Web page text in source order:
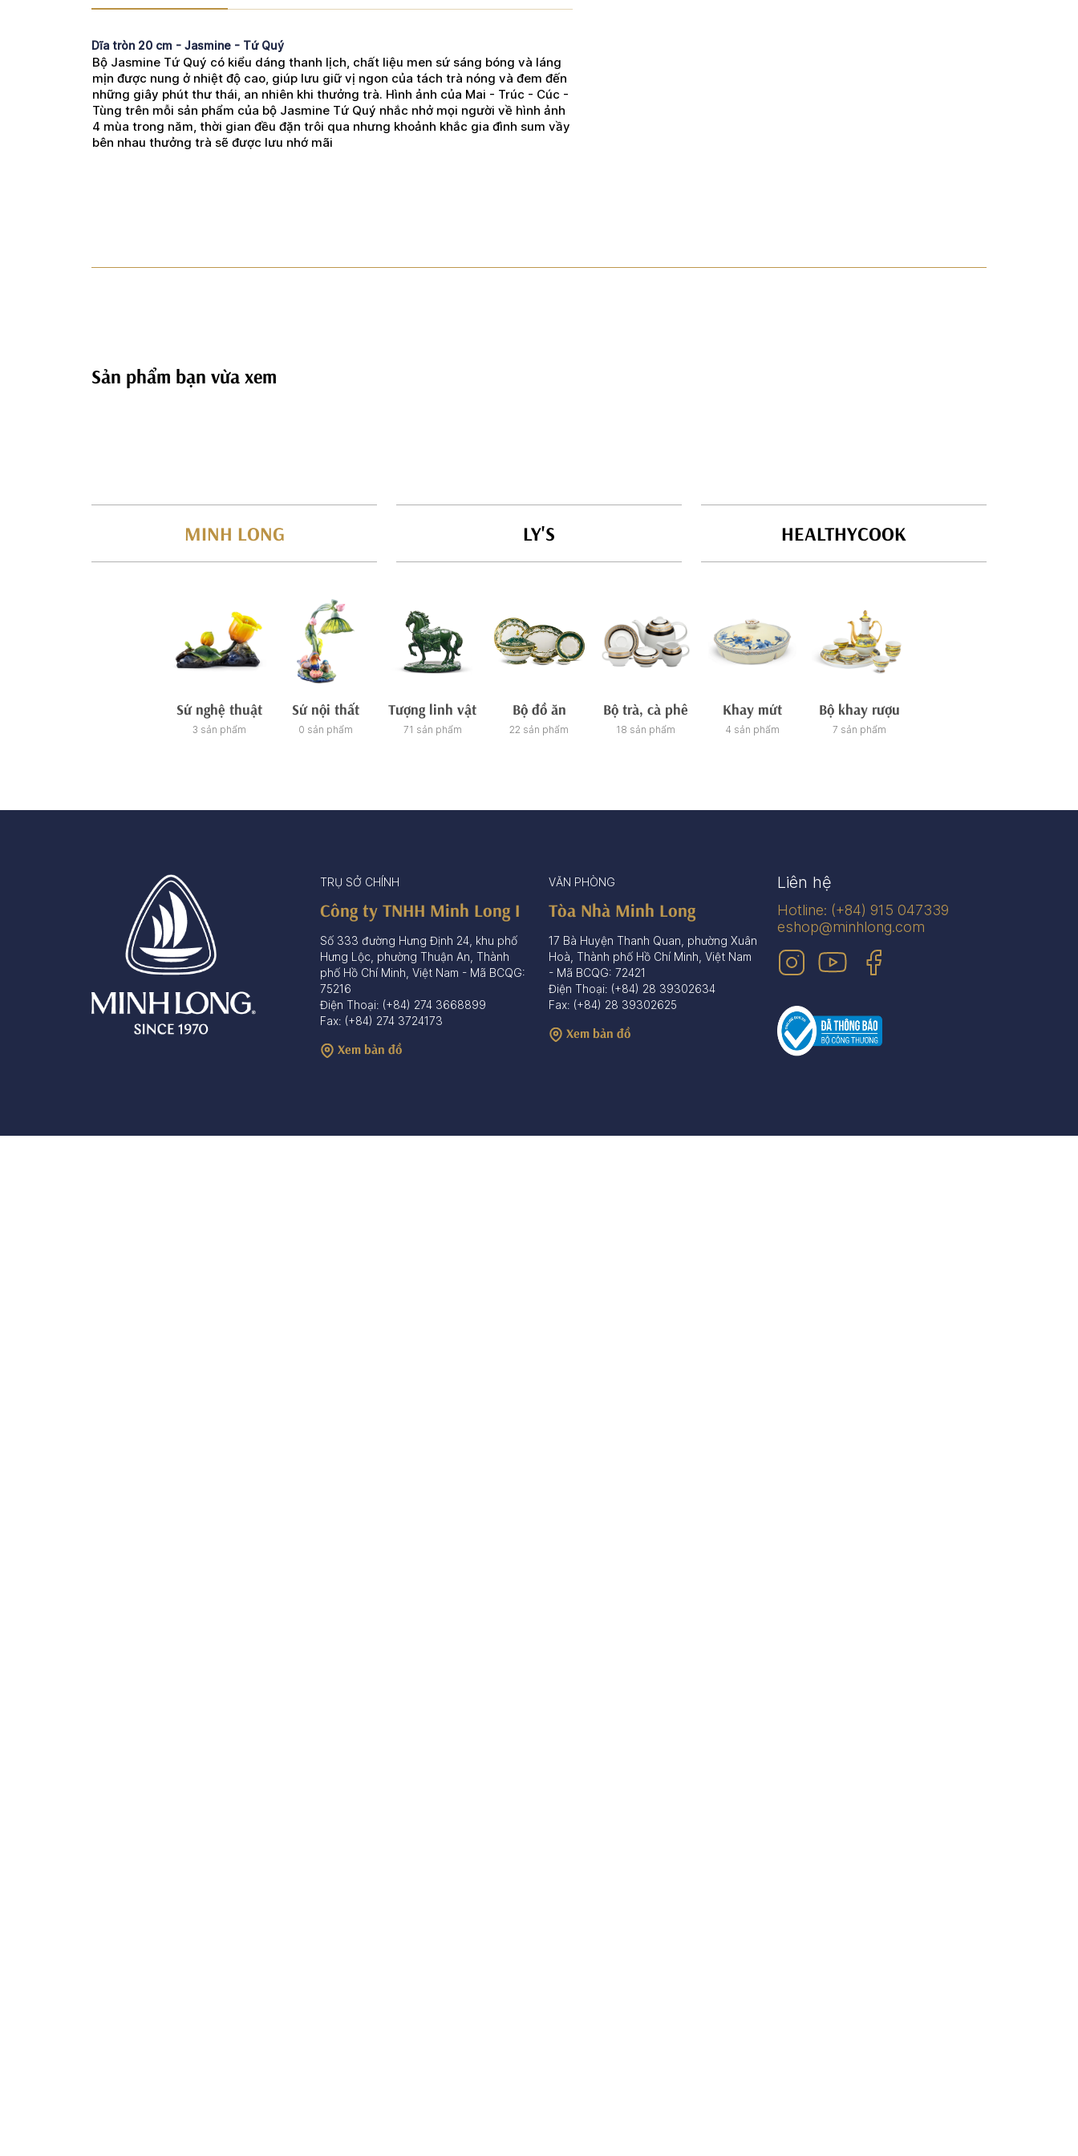
Dĩa tròn 20 cm - Jasmine - Tứ Quý
Bộ Jasmine Tứ Quý có kiểu dáng thanh lịch, chất liệu men sứ sáng bóng và láng
mịn được nung ở nhiệt độ cao, giúp lưu giữ vị ngon của tách trà nóng và đem đến
những giây phút thư thái, an nhiên khi thưởng trà. Hình ảnh của Mai - Trúc - Cúc -
Tùng trên mỗi sản phẩm của bộ Jasmine Tứ Quý nhắc nhở mọi người về hình ảnh
4 mùa trong năm, thời gian đều đặn trôi qua nhưng khoảnh khắc gia đình sum vầy
bên nhau thưởng trà sẽ được lưu nhớ mãi
Sản phẩm bạn vừa xem
MINH LONG LY'S HEALTHYCOOK
Sứ nghệ thuật
3 sản phẩm
Sứ nội thất
0 sản phẩm
Tượng linh vật
71 sản phẩm
Bộ đồ ăn
22 sản phẩm
Bộ trà, cà phê
18 sản phẩm
Khay mứt
4 sản phẩm
Bộ khay rượu
7 sản phẩm
TRỤ SỞ CHÍNH
Công ty TNHH Minh Long I
Số 333 đường Hưng Định 24, khu phố
Hưng Lộc, phường Thuận An, Thành
phố Hồ Chí Minh, Việt Nam - Mã BCQG:
75216
Điện Thoại: (+84) 274 3668899
Fax: (+84) 274 3724173
Xem bản đồ
VĂN PHÒNG
Tòa Nhà Minh Long
17 Bà Huyện Thanh Quan, phường Xuân
Hoà, Thành phố Hồ Chí Minh, Việt Nam
- Mã BCQG: 72421
Điện Thoại: (+84) 28 39302634
Fax: (+84) 28 39302625
Xem bản đồ
Liên hệ
Hotline: (+84) 915 047339
eshop@minhlong.com